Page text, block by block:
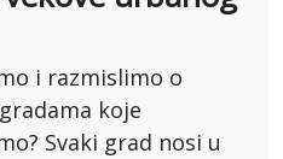
i razmislimo o
koje
Svaki grad nosi u